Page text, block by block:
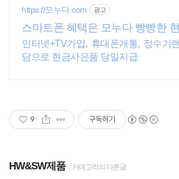
https://모누다.com 광고
스마트폰 혜택은 모누다 빵빵한
인터넷+TV가입, 휴대폰개통, 정수기
담으로 현금사은품 당일지급
9 구독하기
HW&SW제품 카테고리의 다른글